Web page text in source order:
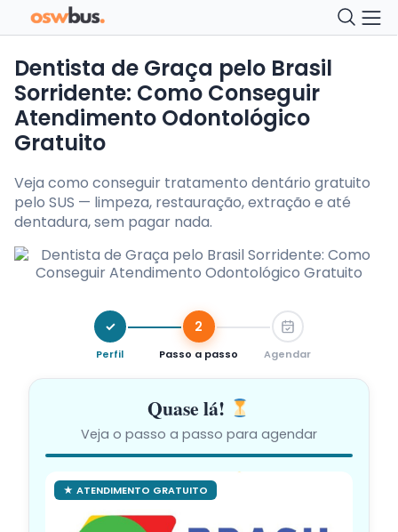
Dentista de Graça pelo Brasil
Sorridente: Como Conseguir
Atendimento Odontológico
Gratuito
Veja como conseguir tratamento dentário gratuito
pelo SUS — limpeza, restauração, extração e até
dentadura, sem pagar nada.
✓
Perfil
2
Passo a passo Agendar
Quase lá!
Veja o passo a passo para agendar
★ ATENDIMENTO GRATUITO